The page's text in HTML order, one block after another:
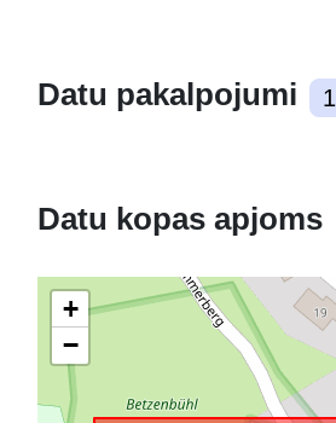
Datu pakalpojumi 1
Datu kopas apjoms
+
−